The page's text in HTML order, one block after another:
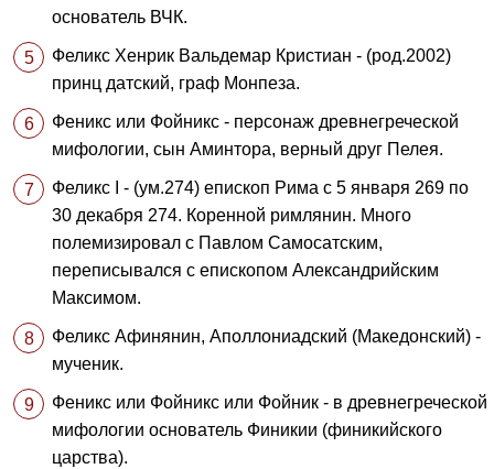
основатель ВЧК.
Феликс Хенрик Вальдемар Кристиан - (род.2002)
принц датский, граф Монпеза.
Феникс или Фойникс - персонаж древнегреческой
мифологии, сын Аминтора, верный друг Пелея.
Феликс I - (ум.274) епископ Рима с 5 января 269 по
30 декабря 274. Коренной римлянин. Много
полемизировал с Павлом Самосатским,
переписывался с епископом Александрийским
Максимом.
Феликс Афинянин, Аполлониадский (Македонский) -
мученик.
Феникс или Фойникс или Фойник - в древнегреческой
мифологии основатель Финикии (финикийского
царства).